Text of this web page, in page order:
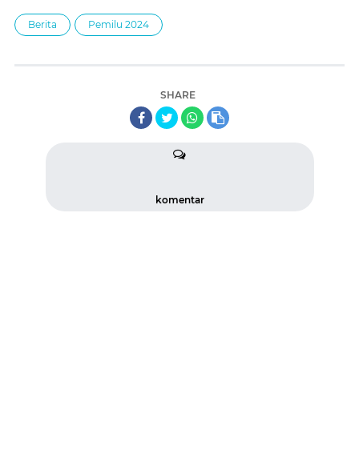
Berita Pemilu 2024
SHARE
komentar